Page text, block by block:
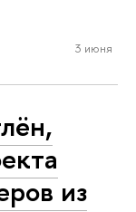
3 июня
из